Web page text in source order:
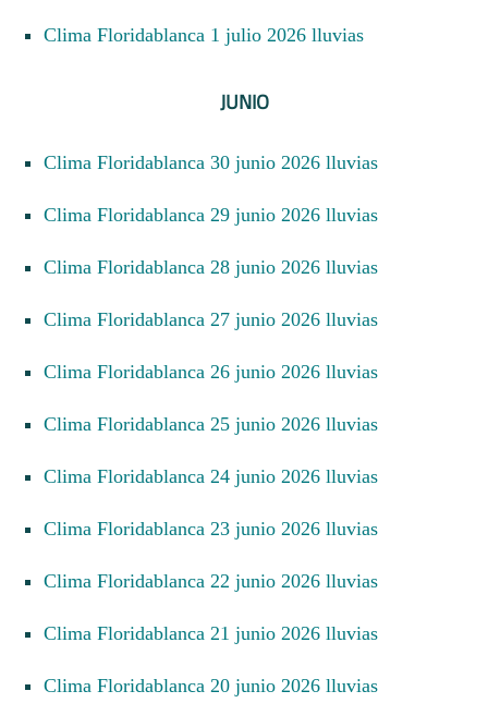
Clima Floridablanca 1 julio 2026 lluvias
JUNIO
Clima Floridablanca 30 junio 2026 lluvias
Clima Floridablanca 29 junio 2026 lluvias
Clima Floridablanca 28 junio 2026 lluvias
Clima Floridablanca 27 junio 2026 lluvias
Clima Floridablanca 26 junio 2026 lluvias
Clima Floridablanca 25 junio 2026 lluvias
Clima Floridablanca 24 junio 2026 lluvias
Clima Floridablanca 23 junio 2026 lluvias
Clima Floridablanca 22 junio 2026 lluvias
Clima Floridablanca 21 junio 2026 lluvias
Clima Floridablanca 20 junio 2026 lluvias